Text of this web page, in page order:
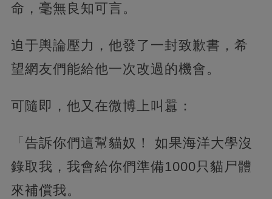
命，毫無良知可言。
迫于輿論壓力，他發了一封致歉書，希
望網友們能給他一次改過的機會。
可隨即，他又在微博上叫囂：
「告訴你們這幫貓奴！ 如果海洋大學沒
錄取我，我會給你們準備1000只貓尸體
來補償我。